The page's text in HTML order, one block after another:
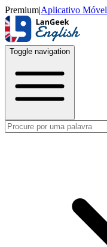
Premium|Aplicativo Móvel
Toggle navigation